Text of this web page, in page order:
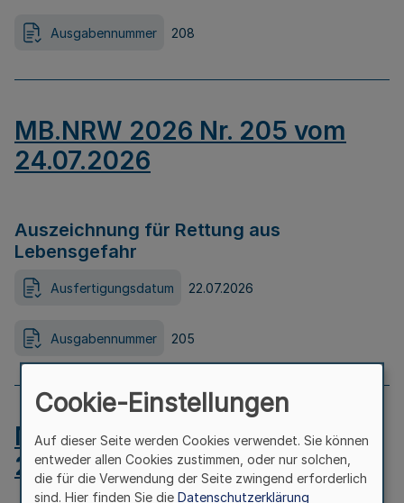
Ausgabennummer 208
MB.NRW 2026 Nr. 205 vom
24.07.2026
Auszeichnung für Rettung aus
Lebensgefahr
Ausfertigungsdatum 22.07.2026
Ausgabennummer 205
MB.NRW 2026 Nr. 204 vom
24.07.2026
Cookie-Einstellungen
Auf dieser Seite werden Cookies verwendet. Sie können
entweder allen Cookies zustimmen, oder nur solchen,
die für die Verwendung der Seite zwingend erforderlich
sind. Hier finden Sie die Datenschutzerklärung